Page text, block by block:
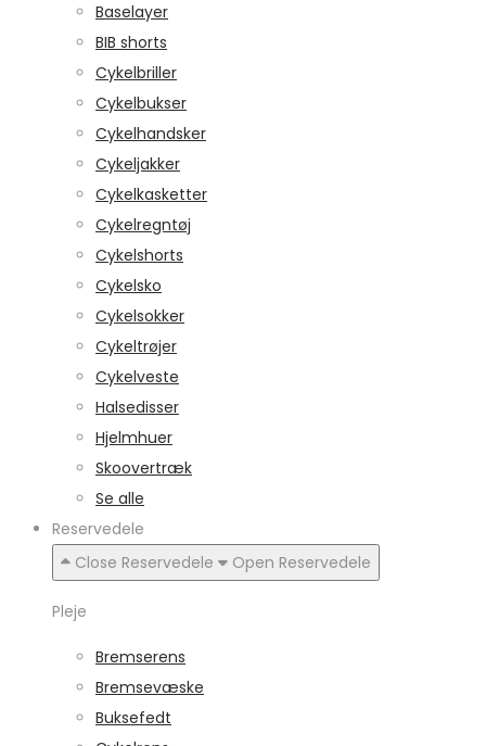
Baselayer
BIB shorts
Cykelbriller
Cykelbukser
Cykelhandsker
Cykeljakker
Cykelkasketter
Cykelregntøj
Cykelshorts
Cykelsko
Cykelsokker
Cykeltrøjer
Cykelveste
Halsedisser
Hjelmhuer
Skoovertræk
Se alle
Reservedele
Close Reservedele
Open Reservedele
Pleje
Bremserens
Bremsevæske
Buksefedt